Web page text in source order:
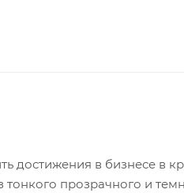
достижения в бизнесе в
прозрачного и